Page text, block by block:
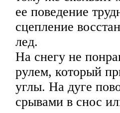
ее поведение
сцепление
лед.
На снегу не
рулем, который
углы. На дуге
срывами в снос